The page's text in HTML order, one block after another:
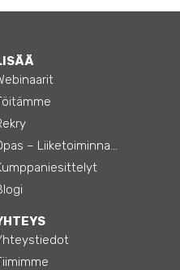
Opas – Liiketoiminnan tehostamiseen